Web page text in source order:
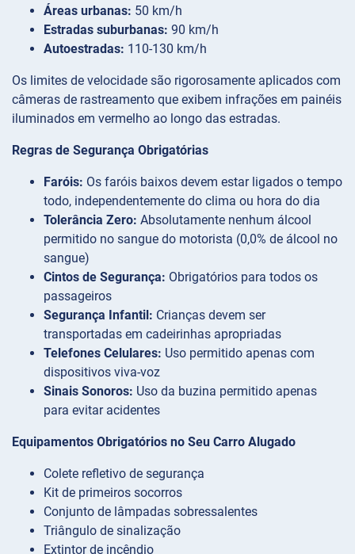
Áreas urbanas: 50 km/h
Estradas suburbanas: 90 km/h
Autoestradas: 110-130 km/h
Os limites de velocidade são rigorosamente aplicados com
câmeras de rastreamento que exibem infrações em painéis
iluminados em vermelho ao longo das estradas.
Regras de Segurança Obrigatórias
Faróis: Os faróis baixos devem estar ligados o tempo
todo, independentemente do clima ou hora do dia
Tolerância Zero: Absolutamente nenhum álcool
permitido no sangue do motorista (0,0% de álcool no
sangue)
Cintos de Segurança: Obrigatórios para todos os
passageiros
Segurança Infantil: Crianças devem ser
transportadas em cadeirinhas apropriadas
Telefones Celulares: Uso permitido apenas com
dispositivos viva-voz
Sinais Sonoros: Uso da buzina permitido apenas
para evitar acidentes
Equipamentos Obrigatórios no Seu Carro Alugado
Colete refletivo de segurança
Kit de primeiros socorros
Conjunto de lâmpadas sobressalentes
Triângulo de sinalização
Extintor de incêndio